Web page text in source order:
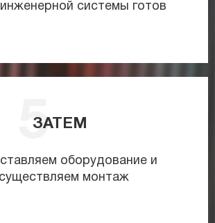
инженерной системы готов
ЗАТЕМ
оборудование и
монтаж